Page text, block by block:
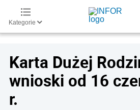
Kategorie
Karta Dużej
wnioski od 16
r.